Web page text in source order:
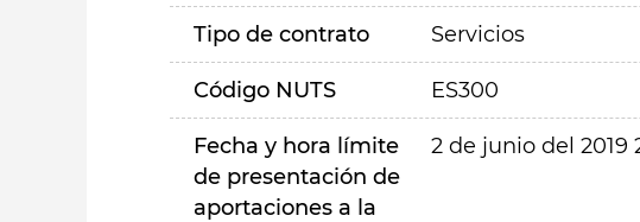
Tipo de contrato Servicios
Código NUTS ES300
Fecha y hora límite
de presentación de
aportaciones a la
2 de junio del 2019